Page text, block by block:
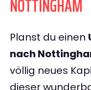
NOTTINGHAM
Planst du einen
nach
völlig neues